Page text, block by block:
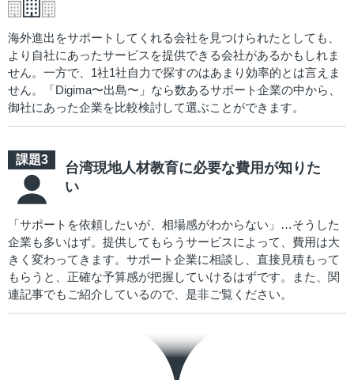
海外進出をサポートしてくれる会社を見つけられたとしても、
より自社にあったサービスを提供できる会社があるかもしれま
せん。一方で、1社1社自力で探すのはあまり効率的とは言えま
せん。「Digima〜出島〜」なら数あるサポート企業の中から、
御社にあった企業を比較検討して選ぶことができます。
台湾現地人材教育に必要な費用が知りた
い
「サポートを依頼したいが、相場感がわからない」…そうした
企業も多いはず。提供してもらうサービスによって、費用は大
きく変わってきます。サポート企業に相談し、直接見積もって
もらうと、正確な予算感が把握していけるはずです。また、関
連記事でもご紹介しているので、是非ご覧ください。